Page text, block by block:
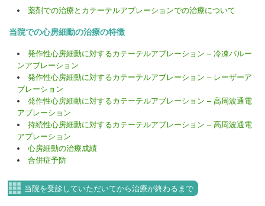
薬剤での治療とカテーテルアブレーションでの治療について
当院での心房細動の治療の特徴
発作性心房細動に対するカテーテルアブレーション – 冷凍バルー
ンアブレーション
発作性心房細動に対するカテーテルアブレーション – レーザーア
ブレーション
発作性心房細動に対するカテーテルアブレーション – 高周波通電
アブレーション
持続性心房細動に対するカテーテルアブレーション – 高周波通電
アブレーション
心房細動の治療成績
合併症予防
当院を受診していただいてから治療が終わるまで